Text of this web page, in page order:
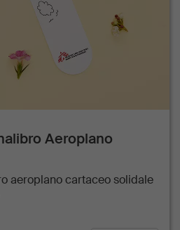
Aeroplano
aeroplano cartaceo solidale